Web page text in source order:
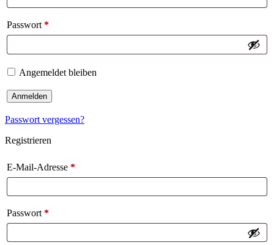
Passwort *
Angemeldet bleiben
Anmelden
Passwort vergessen?
Registrieren
E-Mail-Adresse *
Passwort *